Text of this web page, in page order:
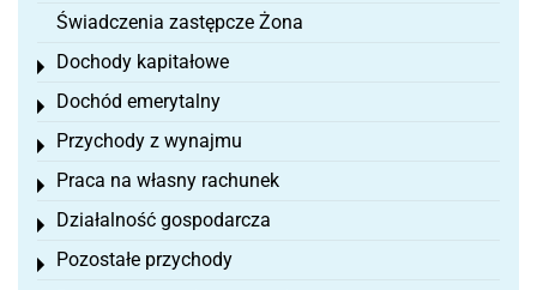
Świadczenia zastępcze Żona
Dochody kapitałowe
Toggle menu
Dochód emerytalny
Toggle menu
Przychody z wynajmu
Toggle menu
Praca na własny rachunek
Toggle menu
Działalność gospodarcza
Toggle menu
Pozostałe przychody
Toggle menu